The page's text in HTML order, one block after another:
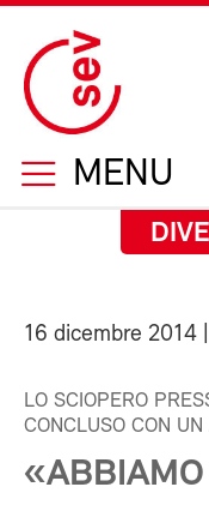
MENU
16 dicembre 2014
LO SCIOPERO
CONCLUSO CON UN